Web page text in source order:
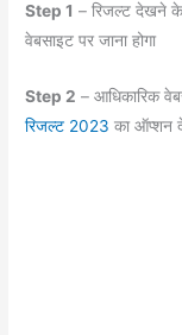
Step 1 – रिजल्ट देखने के
वेबसाइट पर जाना होगा
Step 2 – आधिकारिक
रिजल्ट 2023 का ऑप्शन